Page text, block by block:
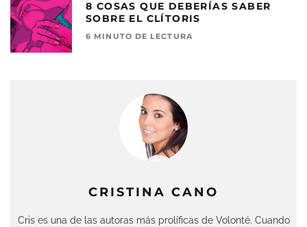
CRISTINA CANO
Cris es una de las autoras más prolíficas de Volonté. Cuando
8 COSAS QUE DEBERÍAS SABER
SOBRE EL CLÍTORIS
6 MINUTO DE LECTURA